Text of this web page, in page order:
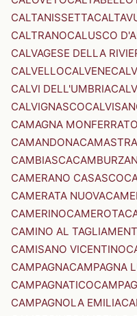
CALTANISSETTA
CALTRANOCALUSCO
CALVAGESE DELLA
CALVELLOCALVENE
CALVI DELL'UMBRIA
CALVIGNASCO
CAMAGNA MONFERRATO
CAMANDONACAMASTRA
CAMBIASCA
CAMERANO CASASCO
CAMERATA NUOVA
CAMERINOCAMEROTA
CAMINO AL
CAMISANO VICENTINO
CAMPAGNACAMPAGNA
CAMPAGNATICO
CAMPAGNOLA EMILIA